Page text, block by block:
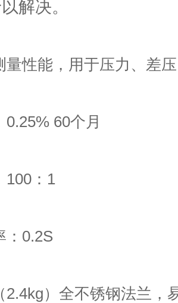
解决。
量性能，用于压力、差
60个月
100：1
：0.2S
2.4kg）全不锈钢法兰，